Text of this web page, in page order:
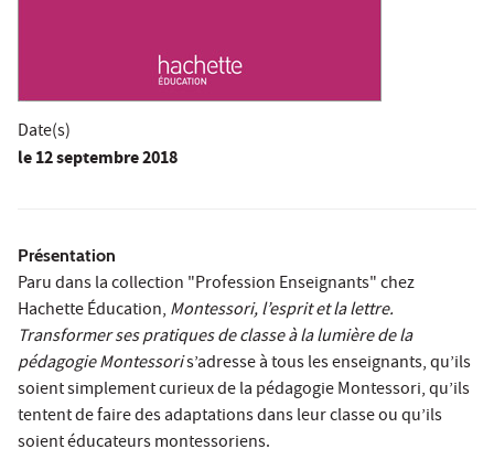
Date(s)
le12 septembre 2018
Présentation
Paru dans la collection "Profession Enseignants" chez
Hachette Éducation, Montessori, l’esprit et la lettre.
Transformer ses pratiques de classe à la lumière de la
pédagogie Montessoris’adresse à tous les enseignants, qu’ils
soient simplement curieux de la pédagogie Montessori, qu’ils
tentent de faire des adaptations dans leur classe ou qu’ils
soient éducateurs montessoriens.